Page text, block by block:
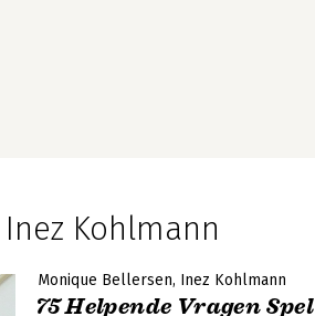
Kohlmann
Monique Bellersen Inez Kohlmann
75 Helpende Vragen Spel